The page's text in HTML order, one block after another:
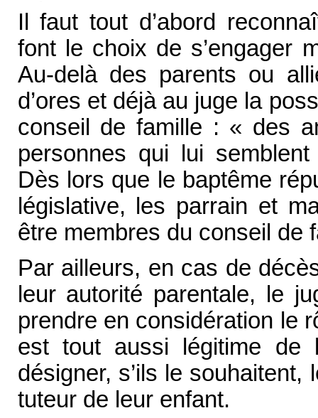
Il faut tout d’abord
font le choix de s’engager
Au-delà des parents ou
d’ores et déjà au juge la
conseil de famille : « des
personnes qui lui
Dès lors que le baptême
législative, les parrain et
être membres du conseil de
Par ailleurs, en cas de
leur autorité parentale, le
prendre en considération le
est tout aussi légitime de
désigner, s’ils le
tuteur de leur enfant.